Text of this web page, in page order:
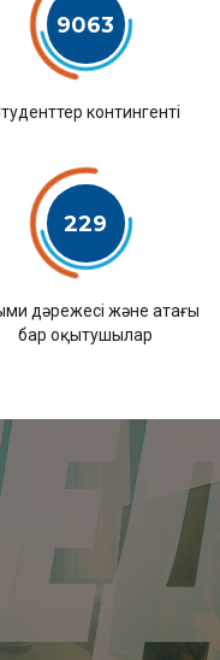
9063
контингенті
229
дәрежесі және атағы
бар оқытушылар